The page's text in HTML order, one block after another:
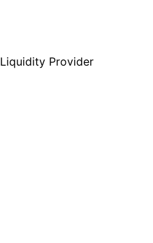
Provider